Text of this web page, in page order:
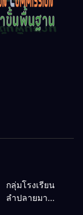
กลุ่มโรงเรียน
ลำปลายมาศ